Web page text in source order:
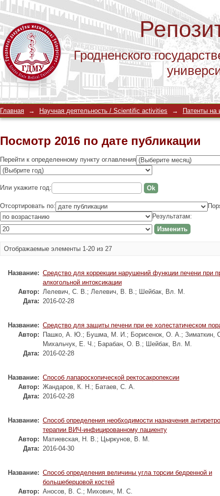
Гродненского
Посмотр 2016 по дате публикации
Главная → Научная деятельность / Scientific activities → Патенты на
Посмотр 2016 по дате публикации
Перейти к определенному пункту оглавления
Или укажите год:
Отсортировать по:
Результатам:
Отображаемые элементы 1-20 из 27
Название: Средство для коррекции нарушений функции печени при
алкогольной интоксикации
Автор: Лелевич, С. В.; Лелевич, В. В.; Шейбак, Вл. М.
Дата: 2016-02-28
Название: Средство для защиты печени при ее холестатическом
Автор:
Пашко, А. Ю.; Бушма, М. И.; Борисенок, О. А.; Зиматкин,
Михальчук, Е. Ч.; Барабан, О. В.; Шейбак, Вл. М.
Дата: 2016-02-28
Название: Способ лапароскопической ректосакропексии
Автор: Жандаров, К. Н.; Батаев, С. А.
Дата: 2016-02-28
Название: Способ определения необходимости назначения
терапии ВИЧ-инфицированному пациенту
Автор:
Матиевская, Н. В.; Цыркунов, В. М.
Дата: 2016-04-30
Название: Способ определения величины угла торсии бедренной и
большеберцовой костей
Автор: Аносов, В. С.; Михович, М. С.